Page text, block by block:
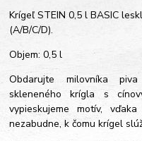
Krígeľ STEIN 0,5 l BASIC
(A/B/C/D).
Objem: 0,5 l
Obdarujte milovníka
skleneného krígla s
vypieskujeme motív,
nezabudne, k čomu krígel